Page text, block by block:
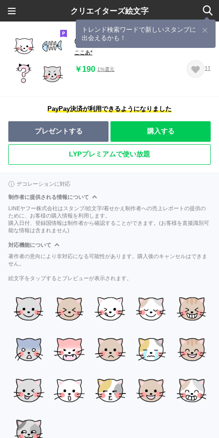
クリエイターズ絵文字
トレンド検索ワードで新しいスタンプに
出会えるかも！
毎日使える*猫がいっぱい‼︎
ここあ*
￥190 1%還元 11
PayPay決済が利用できるようになりました
プレゼントする 購入する
LYPプレミアムで使い放題
デコレーションに対応
制作者に提供される情報について
LINEヤフー株式会社はスタンプ/絵文字/着せかえ制作者への売上レポートの提供の
ために、お客様の購入情報を利用します。
購入日付、登録国情報は制作者から確認することができます。(お客様を直接識別可
能な情報は含まれません)
対応機能について
著作者の意向により非対応になる可能性があります。購入後のキャンセルはできま
せん。
絵文字をタップするとプレビューが表示されます。